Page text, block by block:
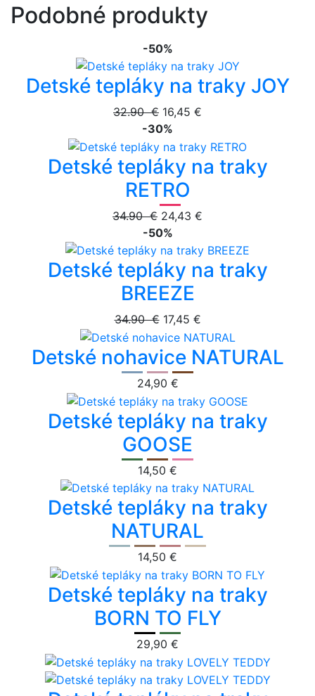
Podobné produkty
-50%
Detské tepláky na traky JOY
32.90 € 16,45 €
-30%
Detské tepláky na traky
RETRO
34.90 € 24,43 €
-50%
Detské tepláky na traky
BREEZE
34.90 € 17,45 €
Detské nohavice NATURAL
24,90 €
Detské tepláky na traky
GOOSE
14,50 €
Detské tepláky na traky
NATURAL
14,50 €
Detské tepláky na traky
BORN TO FLY
29,90 €